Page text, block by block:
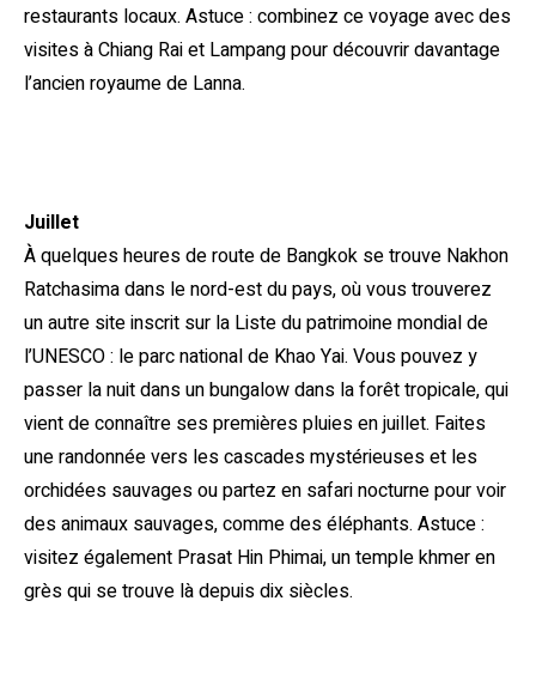
restaurants locaux. Astuce : combinez ce voyage avec des
visites à Chiang Rai et Lampang pour découvrir davantage
l’ancien royaume de Lanna.
Juillet
À quelques heures de route de Bangkok se trouve Nakhon
Ratchasima dans le nord-est du pays, où vous trouverez
un autre site inscrit sur la Liste du patrimoine mondial de
l’UNESCO : le parc national de Khao Yai. Vous pouvez y
passer la nuit dans un bungalow dans la forêt tropicale, qui
vient de connaître ses premières pluies en juillet. Faites
une randonnée vers les cascades mystérieuses et les
orchidées sauvages ou partez en safari nocturne pour voir
des animaux sauvages, comme des éléphants. Astuce :
visitez également Prasat Hin Phimai, un temple khmer en
grès qui se trouve là depuis dix siècles.